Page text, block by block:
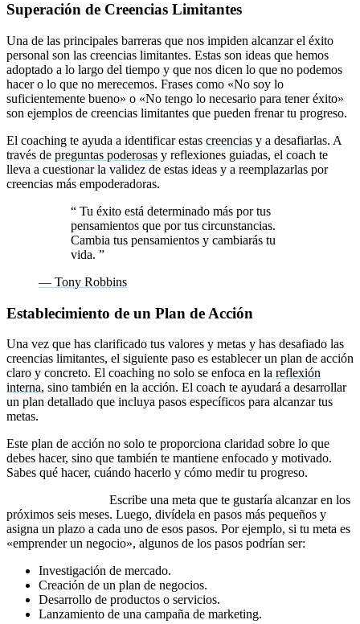
Superación de Creencias Limitantes
Una de las principales barreras que nos impiden alcanzar el éxito
personal son las creencias limitantes. Estas son ideas que hemos
adoptado a lo largo del tiempo y que nos dicen lo que no podemos
hacer o lo que no merecemos. Frases como «No soy lo
suficientemente bueno» o «No tengo lo necesario para tener éxito»
son ejemplos de creencias limitantes que pueden frenar tu progreso.
El coaching te ayuda a identificar estas creencias y a desafiarlas. A
través de preguntas poderosas y reflexiones guiadas, el coach te
lleva a cuestionar la validez de estas ideas y a reemplazarlas por
creencias más empoderadoras.
“ Tu éxito está determinado más por tus
pensamientos que por tus circunstancias.
Cambia tus pensamientos y cambiarás tu
vida. ”
— Tony Robbins
Establecimiento de un Plan de Acción
Una vez que has clarificado tus valores y metas y has desafiado las
creencias limitantes, el siguiente paso es establecer un plan de acción
claro y concreto. El coaching no solo se enfoca en la reflexión
interna, sino también en la acción. El coach te ayudará a desarrollar
un plan detallado que incluya pasos específicos para alcanzar tus
metas.
Este plan de acción no solo te proporciona claridad sobre lo que
debes hacer, sino que también te mantiene enfocado y motivado.
Sabes qué hacer, cuándo hacerlo y cómo medir tu progreso.
Escribe una meta que te gustaría alcanzar en los
próximos seis meses. Luego, divídela en pasos más pequeños y
asigna un plazo a cada uno de esos pasos. Por ejemplo, si tu meta es
«emprender un negocio», algunos de los pasos podrían ser:
Investigación de mercado.
Creación de un plan de negocios.
Desarrollo de productos o servicios.
Lanzamiento de una campaña de marketing.